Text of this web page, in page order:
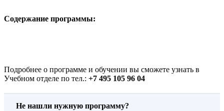
Содержание программы:
Подробнее о программе и обучении вы сможете узнать в
Учебном отделе по тел.: +7 495 105 96 04
Не нашли нужную программу?